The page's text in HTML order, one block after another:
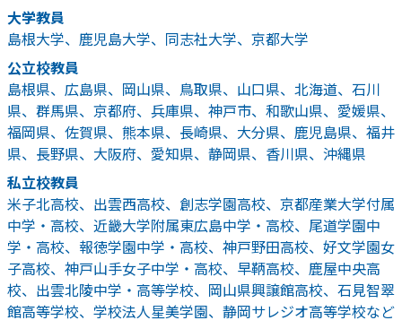
大学教員
島根大学、鹿児島大学、同志社大学、京都大学
公立校教員
島根県、広島県、岡山県、鳥取県、山口県、北海道、石川
県、群馬県、京都府、兵庫県、神戸市、和歌山県、愛媛県、
福岡県、佐賀県、熊本県、長崎県、大分県、鹿児島県、福井
県、長野県、大阪府、愛知県、静岡県、香川県、沖縄県
私立校教員
米子北高校、出雲西高校、創志学園高校、京都産業大学付属
中学・高校、近畿大学附属東広島中学・高校、尾道学園中
学・高校、報徳学園中学・高校、神戸野田高校、好文学園女
子高校、神戸山手女子中学・高校、早鞆高校、鹿屋中央高
校、出雲北陵中学・高等学校、岡山県興譲館高校、石見智翠
館高等学校、学校法人星美学園、静岡サレジオ高等学校など